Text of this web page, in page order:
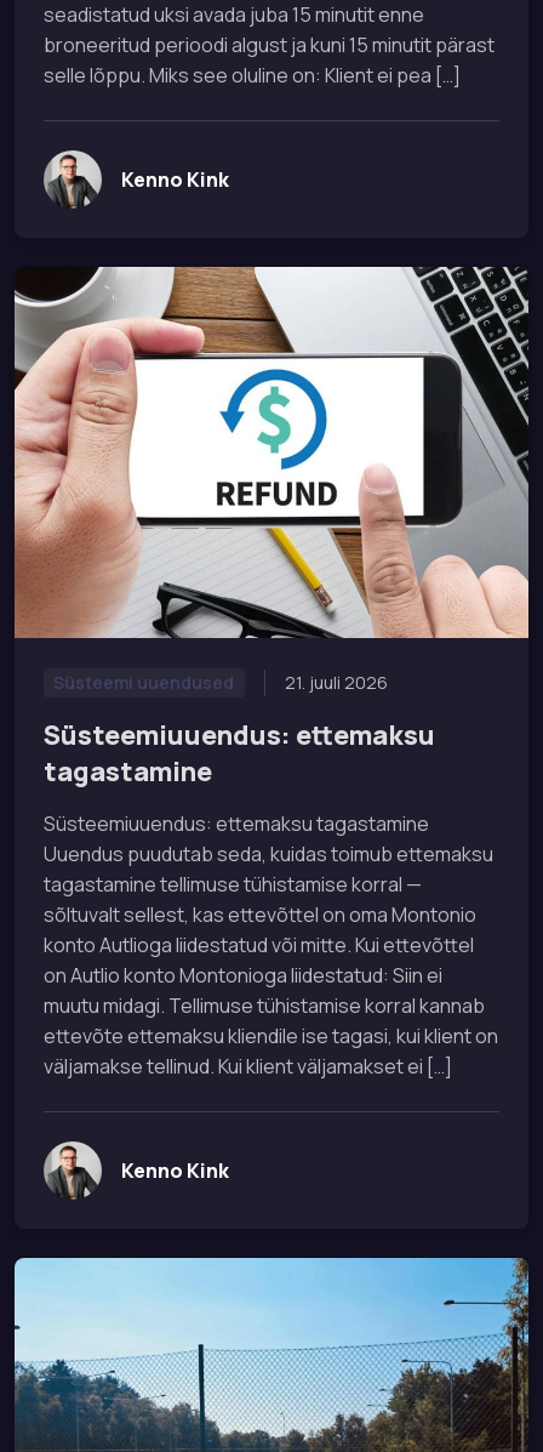
seadistatud uksi avada juba 15 minutit enne
broneeritud perioodi algust ja kuni 15 minutit pärast
selle lõppu. Miks see oluline on: Klient ei pea […]
Kenno Kink
Süsteemi uuendused 21. juuli 2026
Süsteemiuuendus: ettemaksu
tagastamine
Süsteemiuuendus: ettemaksu tagastamine
Uuendus puudutab seda, kuidas toimub ettemaksu
tagastamine tellimuse tühistamise korral —
sõltuvalt sellest, kas ettevõttel on oma Montonio
konto Autlioga liidestatud või mitte. Kui ettevõttel
on Autlio konto Montonioga liidestatud: Siin ei
muutu midagi. Tellimuse tühistamise korral kannab
ettevõte ettemaksu kliendile ise tagasi, kui klient on
väljamakse tellinud. Kui klient väljamakset ei […]
Kenno Kink